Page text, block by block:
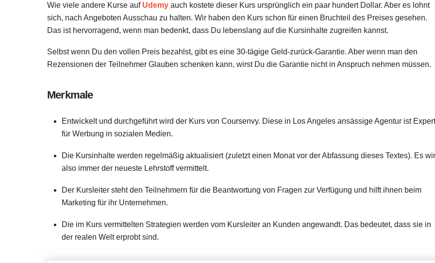
Wie viele andere Kurse auf Udemy auch kostete dieser Kurs ursprünglich ein paar hundert Dollar. Aber es lohnt
sich, nach Angeboten Ausschau zu halten. Wir haben den Kurs schon für einen Bruchteil des Preises gesehen.
Das ist hervorragend, wenn man bedenkt, dass Du lebenslang auf die Kursinhalte zugreifen kannst.
Selbst wenn Du den vollen Preis bezahlst, gibt es eine 30-tägige Geld-zurück-Garantie. Aber wenn man den
Rezensionen der Teilnehmer Glauben schenken kann, wirst Du die Garantie nicht in Anspruch nehmen müssen.
Merkmale
Entwickelt und durchgeführt wird der Kurs von Coursenvy. Diese in Los Angeles ansässige Agentur ist
für Werbung in sozialen Medien.
Die Kursinhalte werden regelmäßig aktualisiert (zuletzt einen Monat vor der Abfassung dieses Textes). Es
also immer der neueste Lehrstoff vermittelt.
Der Kursleiter steht den Teilnehmern für die Beantwortung von Fragen zur Verfügung und hilft ihnen beim
Marketing für ihr Unternehmen.
Die im Kurs vermittelten Strategien werden vom Kursleiter an Kunden angewandt. Das bedeutet, dass sie in
der realen Welt erprobt sind.